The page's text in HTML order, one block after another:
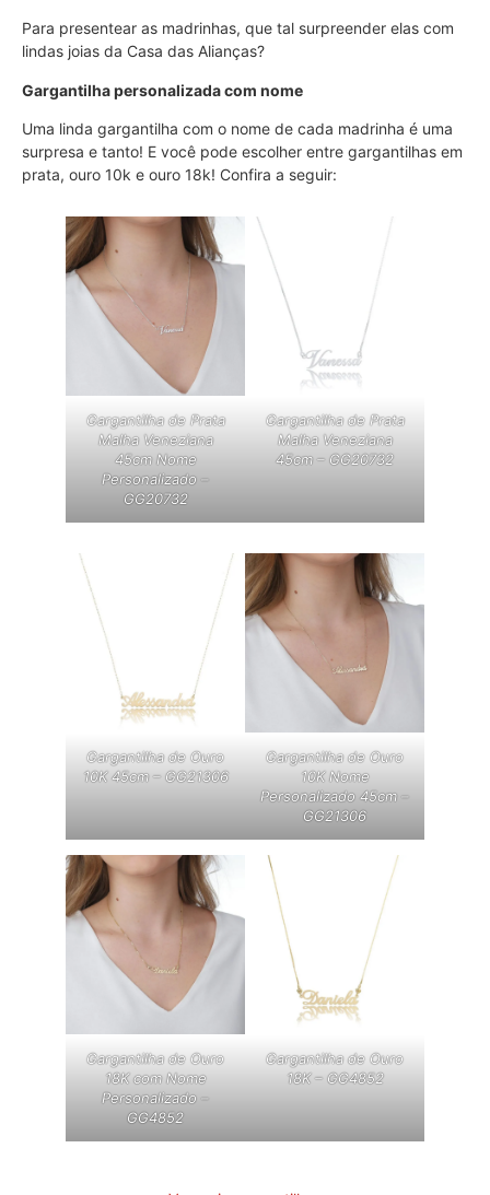
Para presentear as madrinhas, que tal surpreender elas com
lindas joias da Casa das Alianças?
Gargantilha personalizada com nome
Uma linda gargantilha com o nome de cada madrinha é uma
surpresa e tanto! E você pode escolher entre gargantilhas em
prata, ouro 10k e ouro 18k! Confira a seguir:
Gargantilha de Prata
Malha Veneziana
45cm Nome
Personalizado –
GG20732
Gargantilha de Prata
Malha Veneziana
45cm – GG20732
Gargantilha de Ouro
10K 45cm – GG21306
Gargantilha de Ouro
10K Nome
Personalizado 45cm –
GG21306
Gargantilha de Ouro
18K com Nome
Personalizado –
GG4852
Gargantilha de Ouro
18K – GG4852